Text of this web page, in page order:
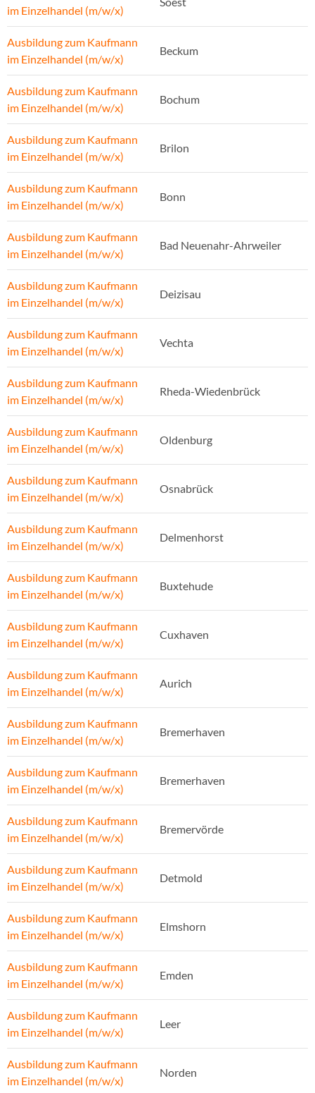
im Einzelhandel (m/w/x)
Ausbildung zum Kaufmann
im Einzelhandel (m/w/x)
Beckum
Ausbildung zum Kaufmann
im Einzelhandel (m/w/x)
Bochum
Ausbildung zum Kaufmann
im Einzelhandel (m/w/x)
Brilon
Ausbildung zum Kaufmann
im Einzelhandel (m/w/x)
Bonn
Ausbildung zum Kaufmann
im Einzelhandel (m/w/x)
Bad Neuenahr-Ahrweiler
Ausbildung zum Kaufmann
im Einzelhandel (m/w/x)
Deizisau
Ausbildung zum Kaufmann
im Einzelhandel (m/w/x)
Vechta
Ausbildung zum Kaufmann
im Einzelhandel (m/w/x)
Rheda-Wiedenbrück
Ausbildung zum Kaufmann
im Einzelhandel (m/w/x)
Oldenburg
Ausbildung zum Kaufmann
im Einzelhandel (m/w/x)
Osnabrück
Ausbildung zum Kaufmann
im Einzelhandel (m/w/x)
Delmenhorst
Ausbildung zum Kaufmann
im Einzelhandel (m/w/x)
Buxtehude
Ausbildung zum Kaufmann
im Einzelhandel (m/w/x)
Cuxhaven
Ausbildung zum Kaufmann
im Einzelhandel (m/w/x)
Aurich
Ausbildung zum Kaufmann
im Einzelhandel (m/w/x)
Bremerhaven
Ausbildung zum Kaufmann
im Einzelhandel (m/w/x)
Bremerhaven
Ausbildung zum Kaufmann
im Einzelhandel (m/w/x)
Bremervörde
Ausbildung zum Kaufmann
im Einzelhandel (m/w/x)
Detmold
Ausbildung zum Kaufmann
im Einzelhandel (m/w/x)
Elmshorn
Ausbildung zum Kaufmann
im Einzelhandel (m/w/x)
Emden
Ausbildung zum Kaufmann
im Einzelhandel (m/w/x)
Leer
Ausbildung zum Kaufmann
im Einzelhandel (m/w/x)
Norden